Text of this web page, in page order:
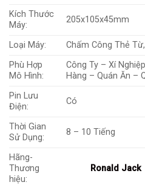
Kích Thước
Máy:
205x105x45mm
Loại Máy:
Chấm Công Thẻ
Phù Hợp
Mô Hình:
Công Ty – Xí
Hàng – Quán Ăn –
Pin Lưu
Điện:
Có
Thời Gian
Sử Dụng:
8 – 10 Tiếng
Hãng-
Thương
hiệu:
Ronald Jack